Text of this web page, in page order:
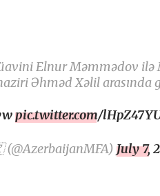
Elnur Məmmədov ilə
Əhməd Xəlil arasında
pic.twitter.com/
July 7,